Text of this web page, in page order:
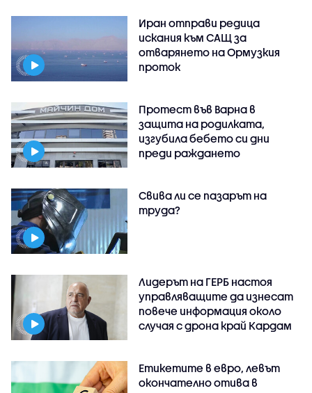
Иран отправи редица
искания към САЩ за
отварянето на Ормузкия
проток
Протест във Варна в
защита на родилката,
изгубила бебето си дни
преди раждането
Свива ли се пазарът на
труда?
Лидерът на ГЕРБ настоя
управляващите да изнесат
повече информация около
случая с дрона край Кардам
Етикетите в евро, левът
окончателно отива в